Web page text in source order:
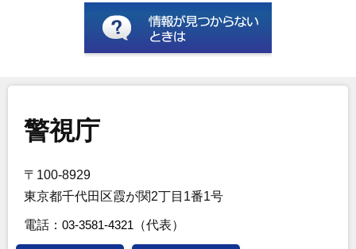
警視庁
〒100-8929
東京都千代田区霞が関2丁目1番1号
電話： 03-3581-4321 （代表）